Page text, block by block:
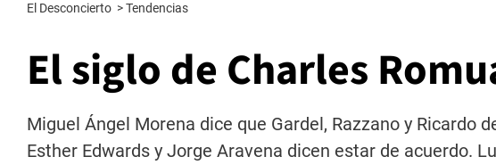
El Desconcierto >Tendencias
El siglo de Charles
Miguel Ángel Morena dice que Gardel, Razzano y Ricardo
Esther Edwards y Jorge Aravena dicen estar de acuerdo.